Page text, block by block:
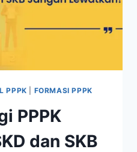
PPPK FORMASI PPPK
PPPK
dan SKB